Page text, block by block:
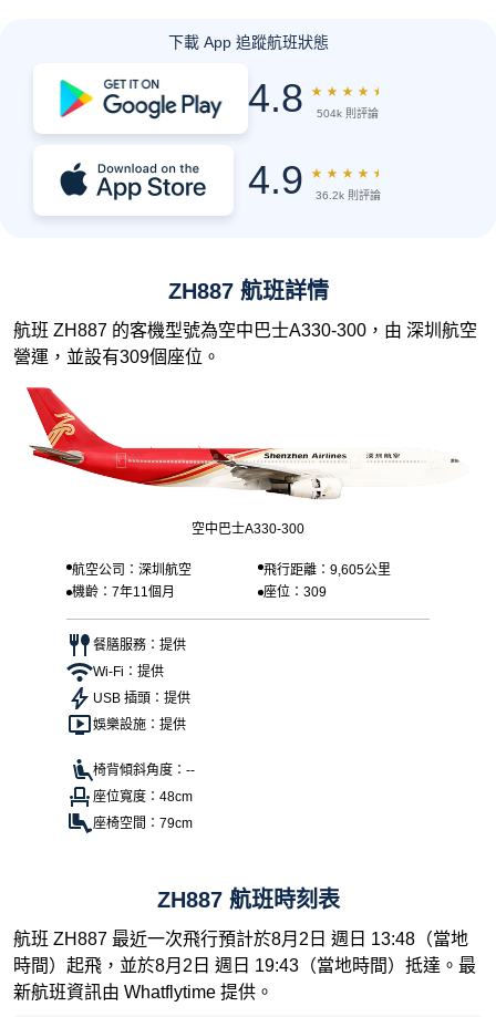
下載 App 追蹤航班狀態
4.8 ★ ★ ★ ★ ★
504k 則評論
4.9 ★ ★ ★ ★ ★
36.2k 則評論
ZH887 航班詳情
航班 ZH887 的客機型號為空中巴士A330-300，由 深圳航空
營運，並設有309個座位。
空中巴士A330-300
航空公司：深圳航空
飛行距離：9,605公里
機齡：7年11個月
座位：309
餐膳服務：提供
Wi-Fi：提供
USB 插頭：提供
娛樂設施：提供
椅背傾斜角度：--
座位寬度：48cm
座椅空間：79cm
ZH887 航班時刻表
航班 ZH887 最近一次飛行預計於8月2日 週日 13:48（當地
時間）起飛，並於8月2日 週日 19:43（當地時間）抵達。最
新航班資訊由 Whatflytime 提供。